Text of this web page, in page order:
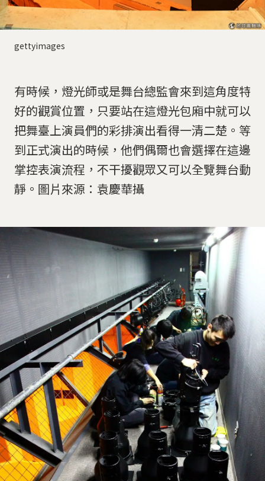
gettyimages
有時候，燈光師或是舞台總監會來到這角度特
好的觀賞位置，只要站在這燈光包廂中就可以
把舞臺上演員們的彩排演出看得一清二楚。等
到正式演出的時候，他們偶爾也會選擇在這邊
掌控表演流程，不干擾觀眾又可以全覽舞台動
靜。圖片來源：袁慶華攝